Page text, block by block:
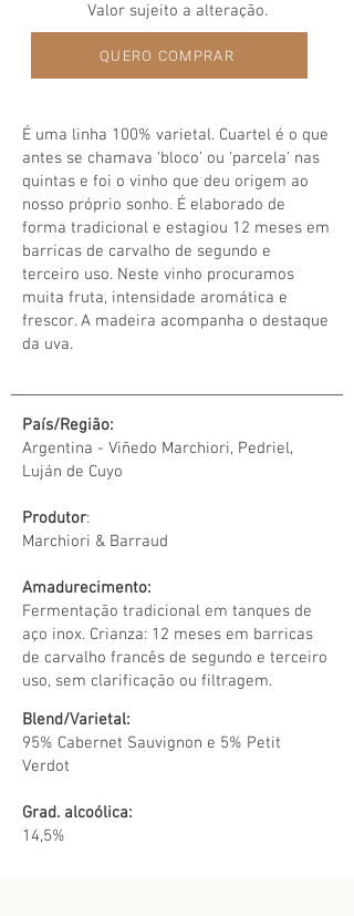
Valor sujeito a alteração.
QUERO COMPRAR
É uma linha 100% varietal. Cuartel é o que
antes se chamava ‘bloco’ ou ‘parcela’ nas
quintas e foi o vinho que deu origem ao
nosso próprio sonho. É elaborado de
forma tradicional e estagiou 12 meses em
barricas de carvalho de segundo e
terceiro uso. Neste vinho procuramos
muita fruta, intensidade aromática e
frescor. A madeira acompanha o destaque
da uva.
País/Região:
Argentina - Viñedo Marchiori, Pedriel,
Luján de Cuyo
Produtor:
Marchiori & Barraud
Amadurecimento:
Fermentação tradicional em tanques de
aço inox. Crianza: 12 meses em barricas
de carvalho francês de segundo e terceiro
uso, sem clarificação ou filtragem.
Blend/Varietal:
95% Cabernet Sauvignon e 5% Petit
Verdot
Grad. alcoólica:
14,5%